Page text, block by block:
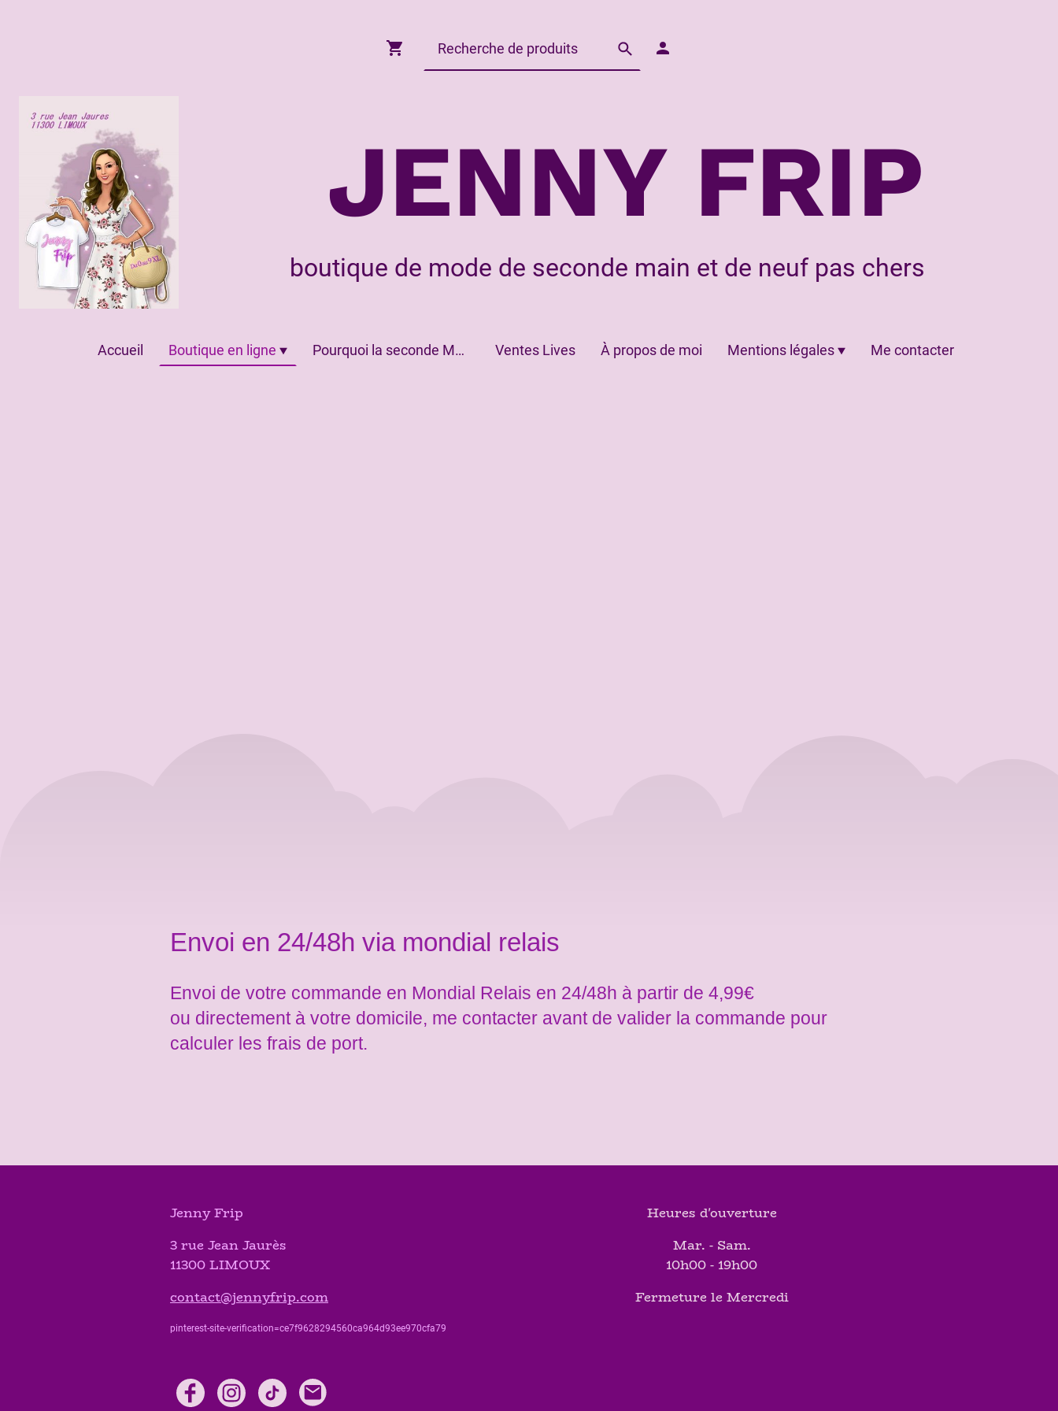
JENNY FRIP
boutique de mode de seconde main et de neuf pas chers
Accueil Boutique en ligne Pourquoi la seconde Main? Ventes Lives À propos de moi Mentions légales Me contacter
Envoi en 24/48h via mondial relais
Envoi de votre commande en Mondial Relais en 24/48h à partir de 4,99€
ou directement à votre domicile, me contacter avant de valider la commande pour
calculer les frais de port.
Jenny Frip
3 rue Jean Jaurès
11300 LIMOUX
contact@jennyfrip.com
pinterest-site-verification=ce7f9628294560ca964d93ee970cfa79
Heures d'ouverture
Mar. - Sam.
10h00 - 19h00
Fermeture le Mercredi